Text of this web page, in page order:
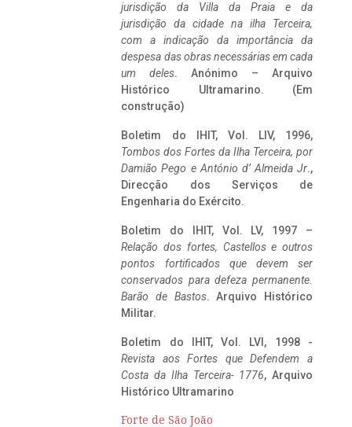
jurisdição da Villa da Praia e da
jurisdição da cidade na ilha Terceira,
com a indicação da importância da
despesa das obras necessárias em cada
um deles. Anónimo – Arquivo
Histórico Ultramarino. (Em
construção)
Boletim do IHIT, Vol. LIV, 1996,
Tombos dos Fortes da Ilha Terceira, por
Damião Pego e António d’ Almeida Jr.,
Direcção dos Serviços de
Engenharia do Exército.
Boletim do IHIT, Vol. LV, 1997 –
Relação dos fortes, Castellos e outros
pontos fortificados que devem ser
conservados para defeza permanente.
Barão de Bastos. Arquivo Histórico
Militar.
Boletim do IHIT, Vol. LVI, 1998 -
Revista aos Fortes que Defendem a
Costa da Ilha Terceira- 1776, Arquivo
Histórico Ultramarino
Forte de São João